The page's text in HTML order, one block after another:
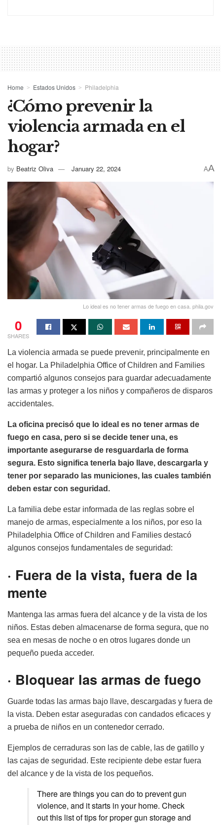
Home Estados Unidos Philadelphia
¿Cómo prevenir la
violencia armada en el
hogar?
by Beatriz Oliva January 22, 2024 AA
Lo ideal es no tener armas de fuego en casa. phila.gov
0
SHARES
La violencia armada se puede prevenir, principalmente en
el hogar. La Philadelphia Office of Children and Families
compartió algunos consejos para guardar adecuadamente
las armas y proteger a los niños y compañeros de disparos
accidentales.
La oficina precisó que lo ideal es no tener armas de
fuego en casa, pero si se decide tener una, es
importante asegurarse de resguardarla de forma
segura. Esto significa tenerla bajo llave, descargarla y
tener por separado las municiones, las cuales también
deben estar con seguridad.
La familia debe estar informada de las reglas sobre el
manejo de armas, especialmente a los niños, por eso la
Philadelphia Office of Children and Families destacó
algunos consejos fundamentales de seguridad:
· Fuera de la vista, fuera de la
mente
Mantenga las armas fuera del alcance y de la vista de los
niños. Estas deben almacenarse de forma segura, que no
sea en mesas de noche o en otros lugares donde un
pequeño pueda acceder.
· Bloquear las armas de fuego
Guarde todas las armas bajo llave, descargadas y fuera de
la vista. Deben estar aseguradas con candados eficaces y
a prueba de niños en un contenedor cerrado.
Ejemplos de cerraduras son las de cable, las de gatillo y
las cajas de seguridad. Este recipiente debe estar fuera
del alcance y de la vista de los pequeños.
There are things you can do to prevent gun
violence, and it starts in your home. Check
out this list of tips for proper gun storage and